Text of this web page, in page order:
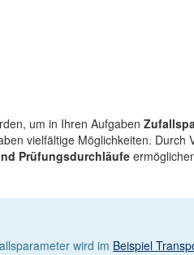
um in Ihren Aufgaben
vielfältige Möglichkeiten.
Prüfungsdurchläufe
wird im Beispiel